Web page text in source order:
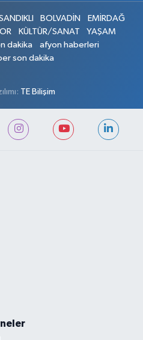
BOLVADİN
EMİRDAĞ
KÜLTÜR/SANAT
YAŞAM
dakika
afyon haberleri
son dakika
TE Bilişim